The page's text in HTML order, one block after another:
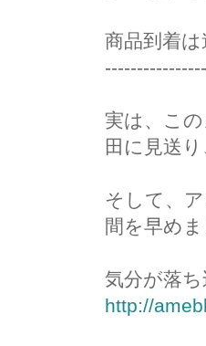
商品到着
実は、こ
田に見送
そして、
間を早めま
気分が落
http://